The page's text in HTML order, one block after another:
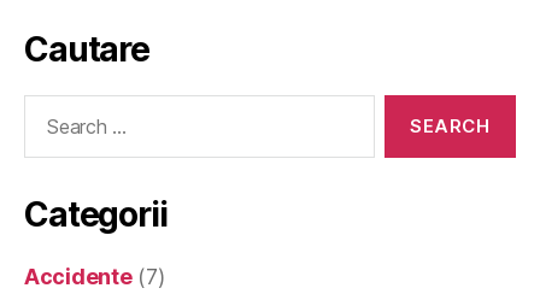
Cautare
Categorii
Accidente(7)